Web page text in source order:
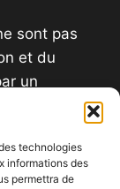
technologies
informations des
permettra de
sont pas
et du
un
le site